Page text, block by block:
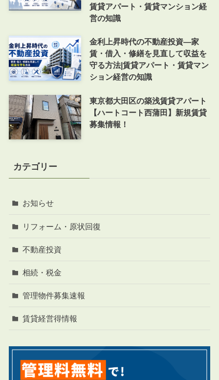
賃貸アパート・賃貸マンション経
営の知識
金利上昇時代の不動産投資―家
賃・借入・修繕を見直して収益を
守る方法|賃貸アパート・賃貸マン
ション経営の知識
東京都大田区の築浅賃貸アパート
【ハートコート西蒲田】新規賃貸
募集情報！
カテゴリー
お知らせ
リフォーム・原状回復
不動産投資
相続・税金
管理物件募集速報
賃貸経営得情報